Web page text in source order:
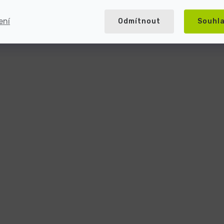
Odmítnout